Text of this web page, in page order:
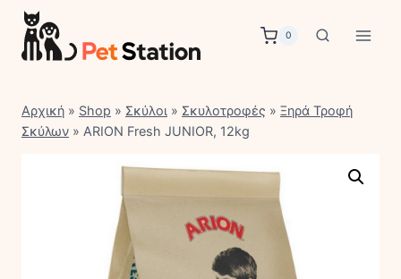
Skip
content
0
Αρχική » Shop » Σκύλοι » Σκυλοτροφές » Ξηρά Τροφή
Σκύλων » ARION Fresh JUNIOR, 12kg